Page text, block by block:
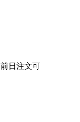
前日注文可